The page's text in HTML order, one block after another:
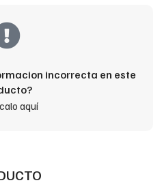
incorrecta en este
aquí